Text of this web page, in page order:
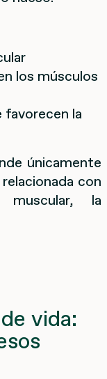
los músculos
favorecen la
únicamente
con
la
vida: